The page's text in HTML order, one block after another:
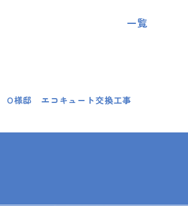
一覧
様邸 エコキュート交換工事